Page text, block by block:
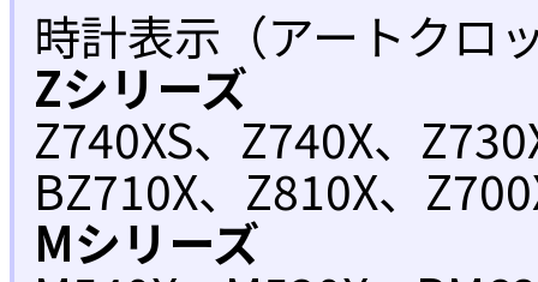
時計表示（アートクロ
Zシリーズ
Z740XS、Z740X、
BZ710X、Z810X、
Mシリーズ